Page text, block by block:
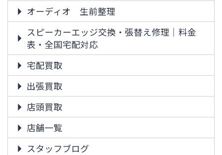
オーディオ 生前整理
スピーカーエッジ交換・張替え修理｜料金
表・全国宅配対応
宅配買取
出張買取
店頭買取
店舗一覧
スタッフブログ